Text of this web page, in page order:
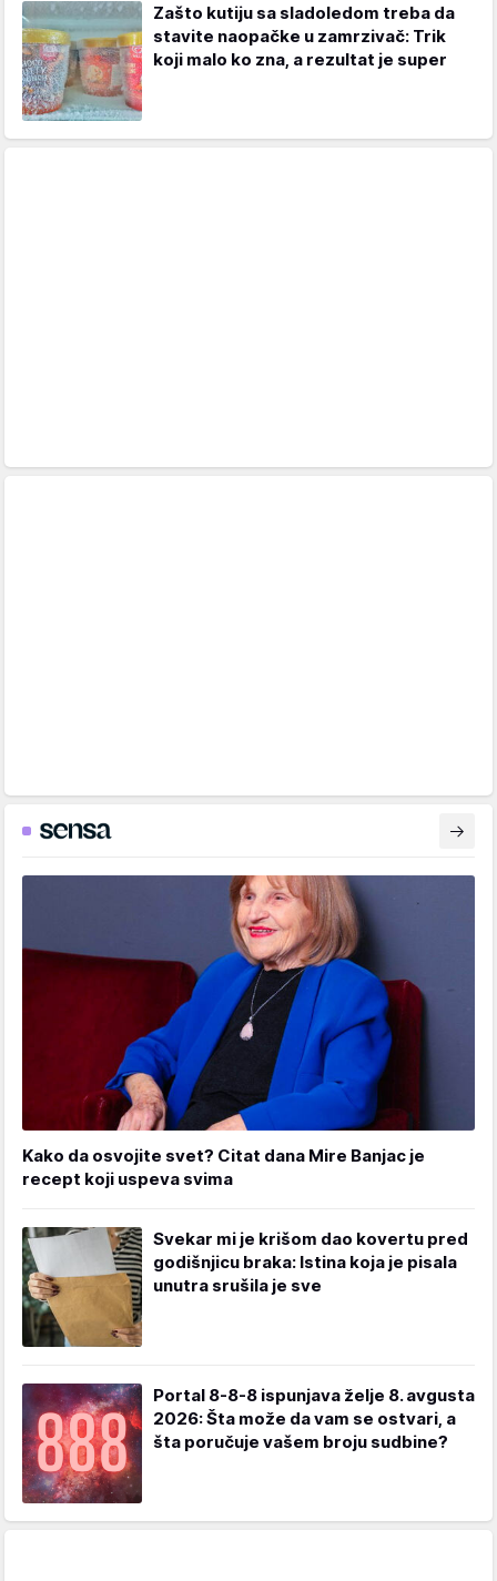
Zašto kutiju sa sladoledom treba da
stavite naopačke u zamrzivač: Trik
koji malo ko zna, a rezultat je super
Kako da osvojite svet? Citat dana Mire Banjac je
recept koji uspeva svima
Svekar mi je krišom dao kovertu pred
godišnjicu braka: Istina koja je pisala
unutra srušila je sve
Portal 8-8-8 ispunjava želje 8. avgusta
2026: Šta može da vam se ostvari, a
šta poručuje vašem broju sudbine?